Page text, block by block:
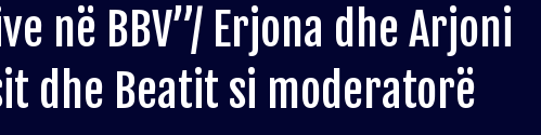
në BBV”/ Erjona dhe Arjoni
dhe Beatit si moderatorë